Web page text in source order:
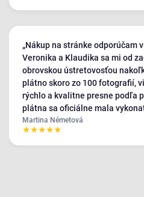
„Nákup na stránke odporúčam
Veronika a Klaudika sa mi od
obrovskou ústretovosťou
plátno skoro zo 100 fotografií,
rýchlo a kvalitne presne podľa
plátna sa oficiálne mala
plátno potrebovala, kolektív
a odoslali moju objednávku na
to vážim a cením. Samozrejme
Martina Németová
★★★★★